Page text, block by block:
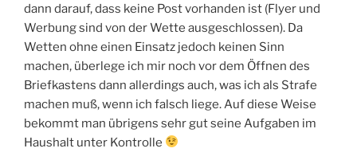
dann darauf, dass keine Post vorhanden ist (Flyer und
Werbung sind von der Wette ausgeschlossen). Da
Wetten ohne einen Einsatz jedoch keinen Sinn
machen, überlege ich mir noch vor dem Öffnen des
Briefkastens dann allerdings auch, was ich als Strafe
machen muß, wenn ich falsch liege. Auf diese Weise
bekommt man übrigens sehr gut seine Aufgaben im
Haushalt unter Kontrolle